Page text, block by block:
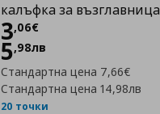
калъфка за възглавница
3,06€
Цена
5,98лв
Стандартна цена 7,66€
Стандартна цена14,98лв
20 точки